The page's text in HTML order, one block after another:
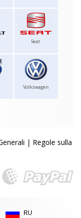
Seat
Volkswagen
| Regole sulla
RU